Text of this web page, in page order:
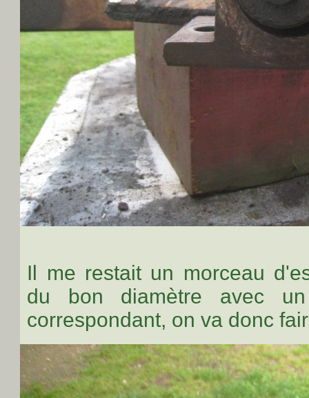
Il me restait un morceau
du bon diamètre avec
correspondant, on va donc